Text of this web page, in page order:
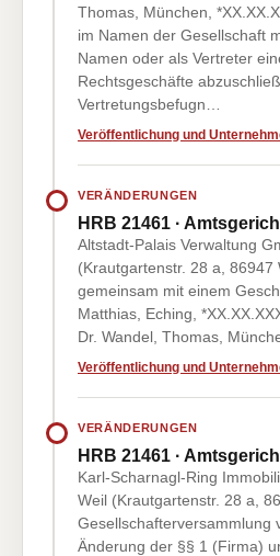
Thomas, München,
im Namen der Gesellschaft
Namen oder als Vertreter
Rechtsgeschäfte
Vertretungsbefugn…
Veröffentlichung und
VERÄNDERUNGEN
HRB 21461 ·
Altstadt-Palais Verwaltung
(Krautgartenstr. 28 a, 86947
gemeinsam mit einem
Matthias, Eching,
Dr. Wandel, Thomas,
Veröffentlichung und
VERÄNDERUNGEN
HRB 21461 ·
Karl-Scharnagl-Ring
Weil (Krautgartenstr. 28 a,
Gesellschafterversammlung
Änderung der §§ 1 (Firma)